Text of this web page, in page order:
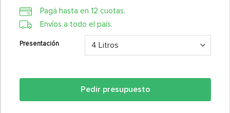
precios:
desde
$545,41
hasta
$2.350,50
Pagá hasta en 12 cuotas.
Envíos a todo el país.
Presentación
Pedir presupuesto